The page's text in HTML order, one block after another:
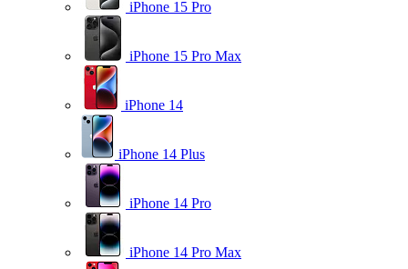
iPhone 15 Pro
iPhone 15 Pro Max
iPhone 14
iPhone 14 Plus
iPhone 14 Pro
iPhone 14 Pro Max